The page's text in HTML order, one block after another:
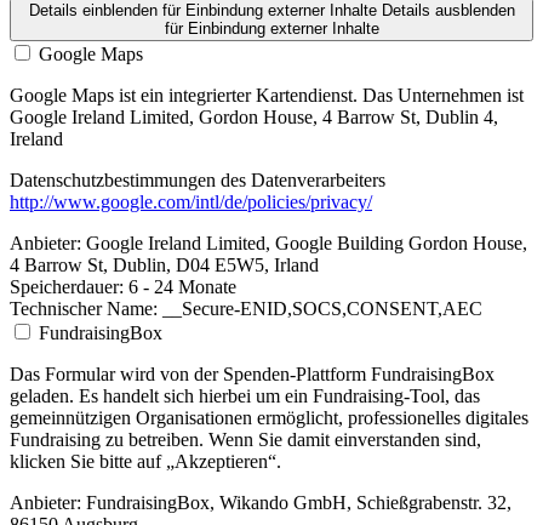
Details einblendenfür Einbindung externer Inhalte Details ausblenden
für Einbindung externer Inhalte
Google Maps
Google Maps ist ein integrierter Kartendienst. Das Unternehmen ist
Google Ireland Limited, Gordon House, 4 Barrow St, Dublin 4,
Ireland
Datenschutzbestimmungen des Datenverarbeiters
http://www.google.com/intl/de/policies/privacy/
Anbieter: Google Ireland Limited, Google Building Gordon House,
4 Barrow St, Dublin, D04 E5W5, Irland
Speicherdauer: 6 - 24 Monate
Technischer Name: __Secure-ENID,SOCS,CONSENT,AEC
FundraisingBox
Das Formular wird von der Spenden-Plattform FundraisingBox
geladen. Es handelt sich hierbei um ein Fundraising-Tool, das
gemeinnützigen Organisationen ermöglicht, professionelles digitales
Fundraising zu betreiben. Wenn Sie damit einverstanden sind,
klicken Sie bitte auf „Akzeptieren“.
Anbieter: FundraisingBox, Wikando GmbH, Schießgrabenstr. 32,